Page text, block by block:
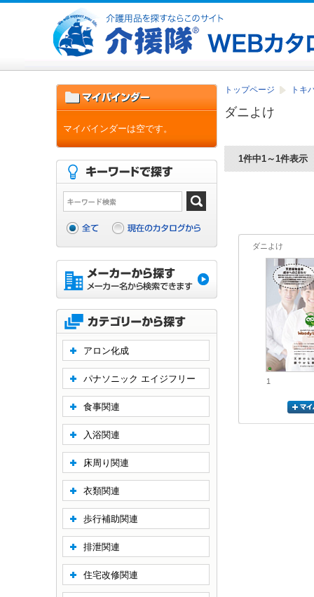
トップページ トキ
ダニよけ
1件中1～1件表示
ダニよけ
1
マイバインダーは空です。
アロン化成
パナソニック エイジフリー
食事関連
入浴関連
床周り関連
衣類関連
歩行補助関連
排泄関連
住宅改修関連